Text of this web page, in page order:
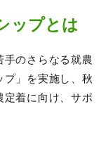
ップとは
手のさらなる就農
プ」を実施し、秋
定着に向け、サポ